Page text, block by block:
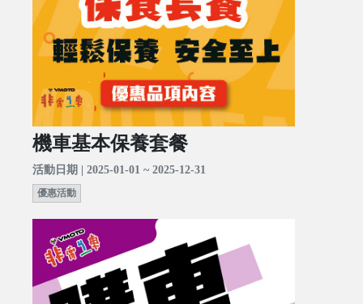
機車基本保養套餐
活動日期 | 2025-01-01 ~ 2025-12-31
優惠活動